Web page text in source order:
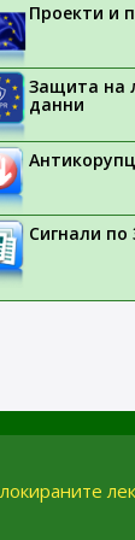
Проекти и
Защита на
данни
Сигнали